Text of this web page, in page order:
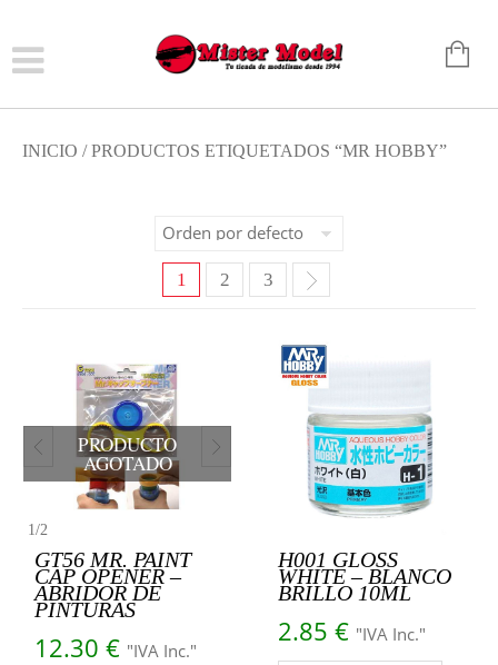
INICIO / PRODUCTOS ETIQUETADOS “MR HOBBY”
1 2 3
1/2
PRODUCTO
AGOTADO
GT56 MR. PAINT
CAP OPENER –
ABRIDOR DE
PINTURAS
12.30 € "IVA Inc."
H001 GLOSS
WHITE – BLANCO
BRILLO 10ML
2.85 € "IVA Inc."